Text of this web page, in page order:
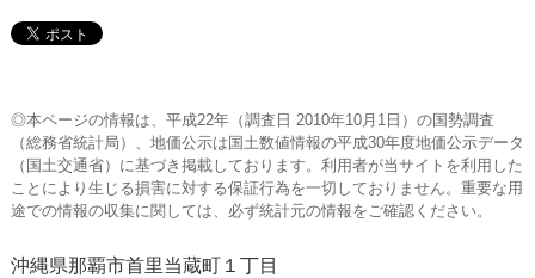
◎本ページの情報は、平成22年（調査日 2010年10月1日）の国勢調査
（総務省統計局）、地価公示は国土数値情報の平成30年度地価公示データ
（国土交通省）に基づき掲載しております。利用者が当サイトを利用した
ことにより生じる損害に対する保証行為を一切しておりません。重要な用
途での情報の収集に関しては、必ず統計元の情報をご確認ください。
沖縄県那覇市首里当蔵町１丁目